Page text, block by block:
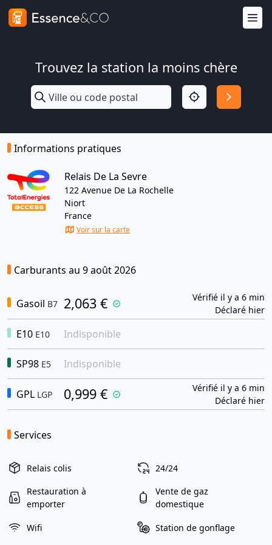
Trouvez la station la moins chère
Informations pratiques
Relais De La Sevre
122 Avenue De La Rochelle
Niort
France
Voir sur la carte
Carburants au 9 août 2026
Gasoil B7 2,063 €
Vérifié il y a 6 min
Déclaré hier
E10 E10 Indisponible
SP98 E5 Indisponible
GPL LGP 0,999 €
Vérifié il y a 6 min
Déclaré hier
Services
Relais colis 24/24
Restauration à
emporter
Vente de gaz
domestique
Wifi Station de gonflage